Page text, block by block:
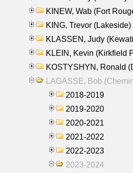
KINEW, Wab (Fort
KING, Trevor (Lakeside)
KLASSEN, Judy
KLEIN, Kevin (Kirkfield
KOSTYSHYN, Ronald
LAGASSE, Bob
2018-2019
2019-2020
2020-2021
2021-2022
2022-2023
2023-2024